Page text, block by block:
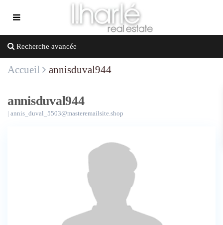
Recherche avancée
Accueil annisduval944
annisduval944
| annis_duval_5503@masteremailsite.shop